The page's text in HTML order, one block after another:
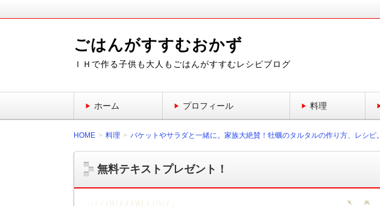
ごはんがすすむおかず
ＩＨで作る子供も大人もごはんがすすむレシピブログ
ホーム プロフィール 料理
HOME 料理 バケットやサラダと一緒に。家族大絶賛！牡蠣のタルタルの作り方、レシピ。
無料テキストプレゼント！